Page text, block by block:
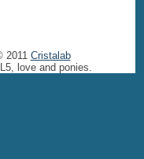
Cristalab
love and ponies.